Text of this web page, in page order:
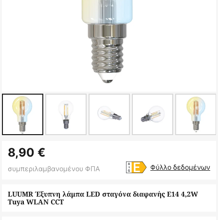
στην
αρχή
συλλογής
εικόνων
LUUMR Έξυπνη λάμπα LED σταγόνα διαφανής E14 4,2W
Tuya WLAN CCT
8,90 €
συμπεριλαμβανομένου ΦΠΑ Φύλλο δεδομένων